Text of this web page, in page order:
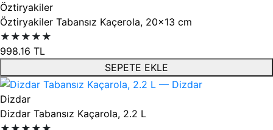
Öztiryakiler
Öztiryakiler Tabansız Kaçerola, 20x13 cm
★★★★★
998.16 TL
SEPETE EKLE
Dizdar
Dizdar Tabansız Kaçarola, 2.2 L